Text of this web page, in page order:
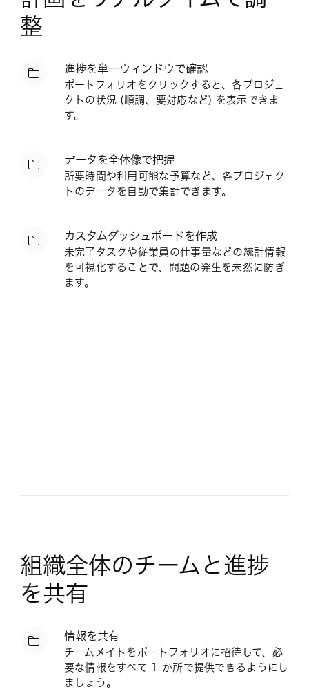
整
進捗を単一ウィンドウで確認
ポートフォリオをクリックすると、各プロジェ
クトの状況 (順調、要対応など) を表示できま
す。
データを全体像で把握
所要時間や利用可能な予算など、各プロジェク
トのデータを自動で集計できます。
カスタムダッシュボードを作成
未完了タスクや従業員の仕事量などの統計情報
を可視化することで、問題の発生を未然に防ぎ
ます。
組織全体のチームと進捗
を共有
情報を共有
チームメイトをポートフォリオに招待して、必
要な情報をすべて 1 か所で提供できるようにし
ましょう。